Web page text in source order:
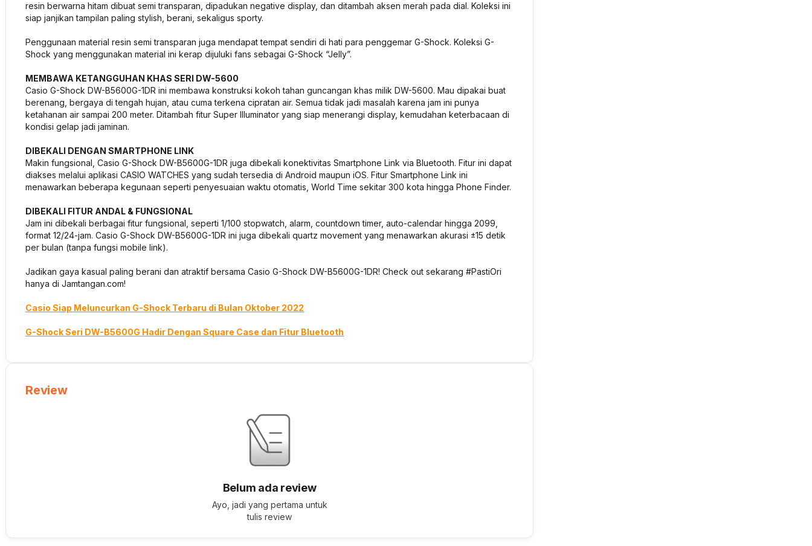
resin berwarna hitam dibuat semi transparan, dipadukan negative display, dan ditambah aksen merah pada dial. Koleksi ini
siap janjikan tampilan paling stylish, berani, sekaligus sporty.
Penggunaan material resin semi transparan juga mendapat tempat sendiri di hati para penggemar G-Shock. Koleksi G-
Shock yang menggunakan material ini kerap dijuluki fans sebagai G-Shock “Jelly”.
MEMBAWA KETANGGUHAN KHAS SERI DW-5600
Casio G-Shock DW-B5600G-1DR ini membawa konstruksi kokoh tahan guncangan khas milik DW-5600. Mau dipakai buat
berenang, bergaya di tengah hujan, atau cuma terkena cipratan air. Semua tidak jadi masalah karena jam ini punya
ketahanan air sampai 200 meter. Ditambah fitur Super Illuminator yang siap menerangi display, kemudahan keterbacaan di
kondisi gelap jadi jaminan.
DIBEKALI DENGAN SMARTPHONE LINK
Makin fungsional, Casio G-Shock DW-B5600G-1DR juga dibekali konektivitas Smartphone Link via Bluetooth. Fitur ini dapat
diakses melalui aplikasi CASIO WATCHES yang sudah tersedia di Android maupun iOS. Fitur Smartphone Link ini
menawarkan beberapa kegunaan seperti penyesuaian waktu otomatis, World Time sekitar 300 kota hingga Phone Finder.
DIBEKALI FITUR ANDAL & FUNGSIONAL
Jam ini dibekali berbagai fitur fungsional, seperti 1/100 stopwatch, alarm, countdown timer, auto-calendar hingga 2099,
format 12/24-jam. Casio G-Shock DW-B5600G-1DR ini juga dibekali quartz movement yang menawarkan akurasi ±15 detik
per bulan (tanpa fungsi mobile link).
Jadikan gaya kasual paling berani dan atraktif bersama Casio G-Shock DW-B5600G-1DR! Check out sekarang #PastiOri
hanya di Jamtangan.com!
Casio Siap Meluncurkan G-Shock Terbaru di Bulan Oktober 2022
G-Shock Seri DW-B5600G Hadir Dengan Square Case dan Fitur Bluetooth
Review
Belum ada review
Ayo, jadi yang pertama untuk
tulis review